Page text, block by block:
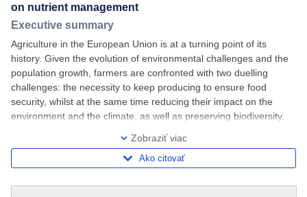
on nutrient management
Executive summary
Agriculture in the European Union is at a turning point of its
history. Given the evolution of environmental challenges and the
population growth, farmers are confronted with two duelling
challenges: the necessity to keep producing to ensure food
security, whilst at the same time reducing their impact on the
environment and the climate, as well as preserving biodiversity.
Zobraziť viac
Ako citovať